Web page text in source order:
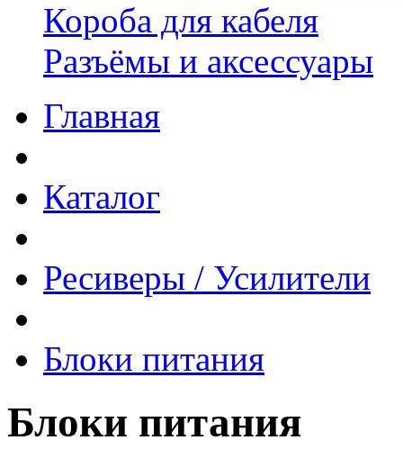
Короба для кабеля
Разъёмы и аксессуары
Главная
Каталог
Ресиверы / Усилители
Блоки питания
Блоки питания